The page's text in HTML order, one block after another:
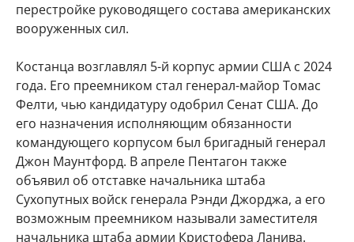
перестройке руководящего состава американских
вооруженных сил.
Костанца возглавлял 5-й корпус армии США с 2024
года. Его преемником стал генерал-майор Томас
Фелти, чью кандидатуру одобрил Сенат США. До
его назначения исполняющим обязанности
командующего корпусом был бригадный генерал
Джон Маунтфорд. В апреле Пентагон также
объявил об отставке начальника штаба
Сухопутных войск генерала Рэнди Джорджа, а его
возможным преемником называли заместителя
начальника штаба армии Кристофера Ланива.